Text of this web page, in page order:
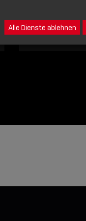
Alle Dienste ablehnen